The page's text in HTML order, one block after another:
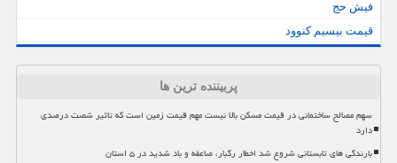
فیش حج
قیمت بیسیم کنوود
پربیننده ترین ها
سهم مصالح ساختمانی در قیمت مسکن بالا نیست مهم قیمت زمین است که تاثیر شصت درصدی
دارد
بارندگی های تابستانی شروع شد اخطار رگبار، صاعقه و باد شدید در ۵ استان